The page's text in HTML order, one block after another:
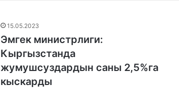
15.05.2023
Эмгек министрлиги:
Кыргызстанда
жумушсуздардын саны 2,5%га
кыскарды